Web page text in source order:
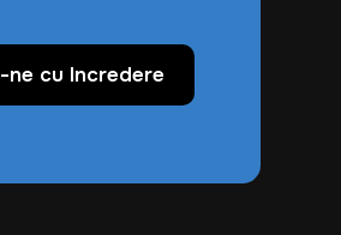
cu Incredere